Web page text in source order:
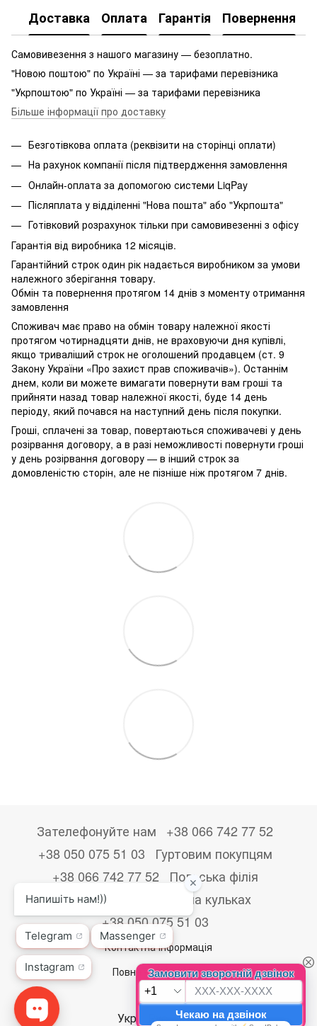
Доставка Оплата Гарантія Повернення
Самовивезення з нашого магазину — безоплатно.
"Новою поштою" по Україні — за тарифами перевізника
"Укрпоштою" по Україні — за тарифами перевізника
Більше інформації про доставку
Безготівкова оплата (реквізити на сторінці оплати)
На рахунок компанії після підтвердження замовлення
Онлайн-оплата за допомогою системи LiqPay
Післяплата у відділенні "Нова пошта" або "Укрпошта"
Готівковий розрахунок тільки при самовивезенні з офісу
Гарантія від виробника 12 місяців.
Гарантійний строк один рік надається виробником за умови
належного зберігання товару.
Обмін та повернення протягом 14 днів з моменту отримання
замовлення
Споживач має право на обмін товару належної якості
протягом чотирнадцяти днів, не враховуючи дня купівлі,
якщо триваліший строк не оголошений продавцем (ст. 9
Закону України «Про захист прав споживачів»). Останнім
днем, коли ви можете вимагати повернути вам гроші та
прийняти назад товар належної якості, буде 14 день
періоду, який почався на наступний день після покупки.
Гроші, сплачені за товар, повертаються споживачеві у день
розірвання договору, а в разі неможливості повернути гроші
у день розірвання договору — в інший строк за
домовленістю сторін, але не пізніше ніж протягом 7 днів.
Зателефонуйте нам
+38 066 742 77 52
+38 050 075 51 03
Гуртовим покупцям
+38 066 742 77 52
Польська філія
+48533867723
Друк на кульках
+38 050 075 51 03
Контактна інформація
Повна версія сайту
© 2026
Укр Рус Eng